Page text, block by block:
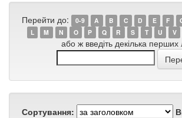
Перейти до: 0-9 A B C D E F
L
M N O P Q R S T U V
або ж введіть декілька перших
Сортування: